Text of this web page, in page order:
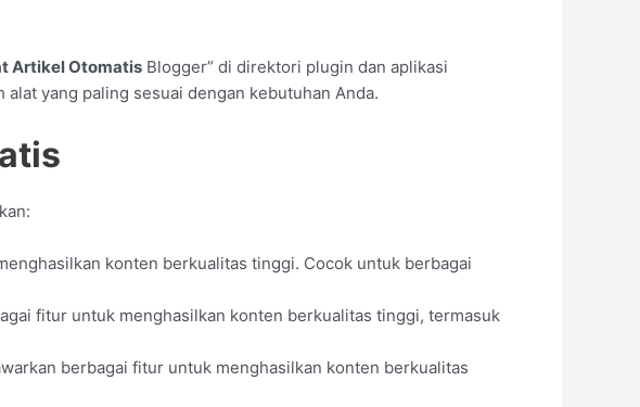
Artikel Otomatis Blogger” di direktori plugin dan aplikasi
yang paling sesuai dengan kebutuhan Anda.
konten berkualitas tinggi. Cocok untuk berbagai
fitur untuk menghasilkan konten berkualitas tinggi, termasuk
berbagai fitur untuk menghasilkan konten berkualitas